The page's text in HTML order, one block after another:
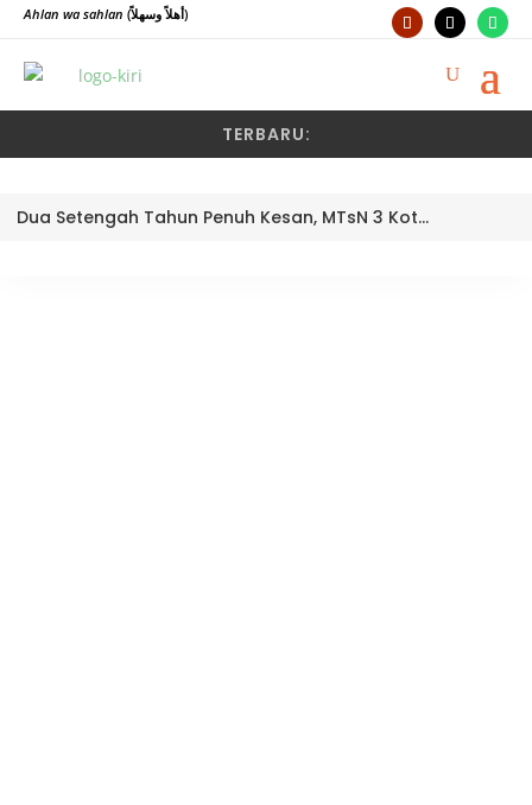
Ahlan wa sahlan (أهلاً وسهلاً)
TERBARU:
Dua Setengah Tahun Penuh Kesan, MTsN 3 Kota Padang Lepas Pengawas Pembina Dra. Nayusminar Nasrun